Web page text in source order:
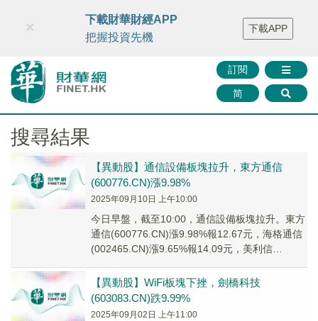
財華智庫網 FINTV FINMETA 財華證券 媒體矩陣
智庫沙龍
聯絡我們
訂閱
简
×
下載財華財經APP
把握投資先機
下載APP
搜尋結果
【異動股】通信設備板塊拉升，東方通信
(600776.CN)漲9.98%
2025年09月10日 上午10:00
今日早盤，截至10:00，通信設備板塊拉升。東方
通信(600776.CN)漲9.98%報12.67元，海格通信
(002465.CN)漲9.65%報14.09元，美利信
【異動股】WiFi板塊下挫，劍橋科技
(603083.CN)跌9.99%
2025年09月02日 上午11:00